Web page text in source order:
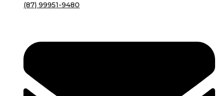
(87) 99951-9480